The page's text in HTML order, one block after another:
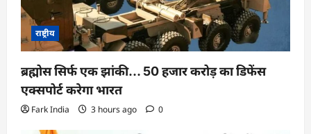
राष्ट्रीय
ब्रह्मोस सिर्फ एक झांकी… 50 हजार करोड़ का डिफेंस
एक्सपोर्ट करेगा भारत
Fark India 3 hours ago 0